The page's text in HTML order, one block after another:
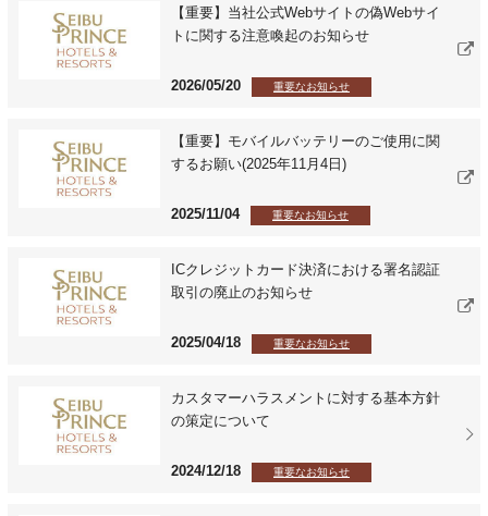
【重要】当社公式Webサイトの偽Webサイ
トに関する注意喚起のお知らせ
2026/05/20 重要なお知らせ
【重要】モバイルバッテリーのご使用に関
するお願い(2025年11月4日)
2025/11/04 重要なお知らせ
ICクレジットカード決済における署名認証
取引の廃止のお知らせ
2025/04/18 重要なお知らせ
カスタマーハラスメントに対する基本方針
の策定について
2024/12/18 重要なお知らせ